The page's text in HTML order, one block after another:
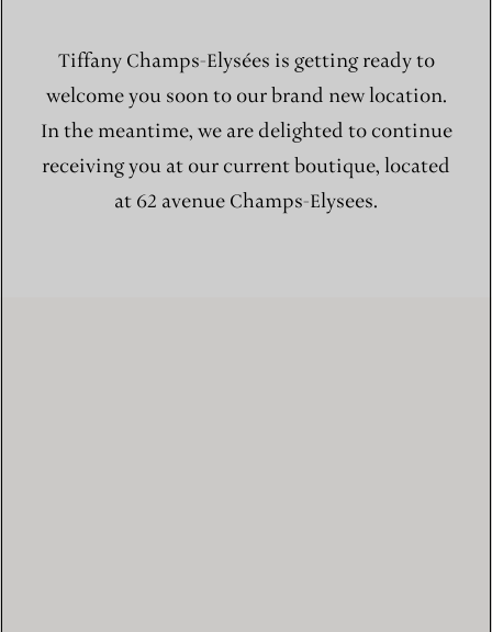
Tiffany Champs-Elysées is getting ready to
welcome you soon to our brand new location.
In the meantime, we are delighted to continue
receiving you at our current boutique, located
at 62 avenue Champs-Elysees.